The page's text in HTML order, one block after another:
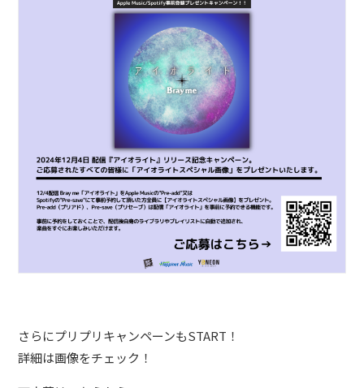
STORE
BLOG
たにき
アンリ
SAKKO
CONTACT
さらにプリプリキャンペーンもSTART！
詳細は画像をチェック！